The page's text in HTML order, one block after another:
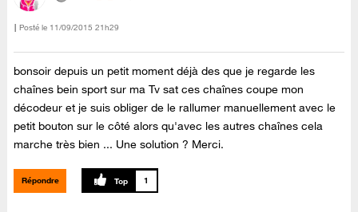
Posté le ‎11/09/2015 21h29
bonsoir depuis un petit moment déjà des que je regarde les
chaînes bein sport sur ma Tv sat ces chaînes coupe mon
décodeur et je suis obliger de le rallumer manuellement avec le
petit bouton sur le côté alors qu'avec les autres chaînes cela
marche très bien ... Une solution ? Merci.
Répondre 1